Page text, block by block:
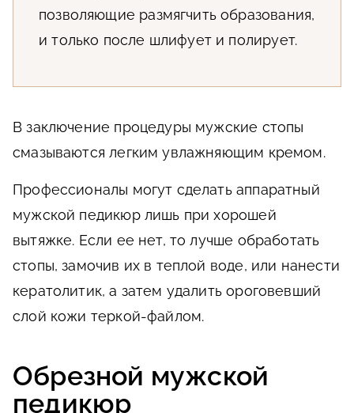
позволяющие размягчить образования,
и только после шлифует и полирует.
В заключение процедуры мужские стопы
смазываются легким увлажняющим кремом.
Профессионалы могут сделать аппаратный
мужской педикюр лишь при хорошей
вытяжке. Если ее нет, то лучше обработать
стопы, замочив их в теплой воде, или нанести
кератолитик, а затем удалить ороговевший
слой кожи теркой-файлом.
Обрезной мужской
педикюр